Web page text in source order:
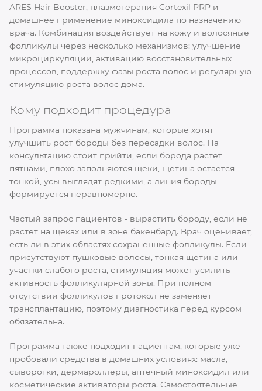
ARES Hair Booster, плазмотерапия Cortexil PRP и
домашнее применение миноксидила по назначению
врача. Комбинация воздействует на кожу и волосяные
фолликулы через несколько механизмов: улучшение
микроциркуляции, активацию восстановительных
процессов, поддержку фазы роста волос и регулярную
стимуляцию роста волос дома.
Кому подходит процедура
Программа показана мужчинам, которые хотят
улучшить рост бороды без пересадки волос. На
консультацию стоит прийти, если борода растет
пятнами, плохо заполняются щеки, щетина остается
тонкой, усы выглядят редкими, а линия бороды
формируется неравномерно.
Частый запрос пациентов - вырастить бороду, если не
растет на щеках или в зоне бакенбард. Врач оценивает,
есть ли в этих областях сохраненные фолликулы. Если
присутствуют пушковые волосы, тонкая щетина или
участки слабого роста, стимуляция может усилить
активность фолликулярной зоны. При полном
отсутствии фолликулов протокол не заменяет
трансплантацию, поэтому диагностика перед курсом
обязательна.
Программа также подходит пациентам, которые уже
пробовали средства в домашних условиях: масла,
сыворотки, дермароллеры, аптечный миноксидил или
косметические активаторы роста. Самостоятельные